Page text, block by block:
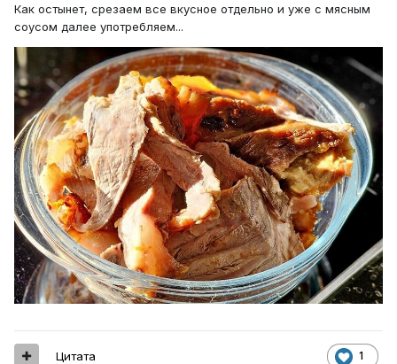
Как остынет, срезаем все вкусное отдельно и уже с мясным
соусом далее употребляем...
1
Цитата